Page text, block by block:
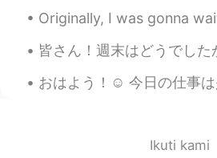
免疫力アップ をするた
ティー
を作りました。
ンフルーツと紅茶と一
ンフルーツと紅茶 を一
Originally, I was gonna wait until my next video to share
皆さん！週末はどうでしたか？何をしましたか？🥰 土曜日で友達とイングリッシュブレックファーストを食べました！後は私の友達
おはよう！☺️ 今日の仕事は少し忙しかった！😖でも今は週末だ！🥳良かった！😭疲れた！😱今週は忙しかった！🥺リラックスする
Ikuti kami